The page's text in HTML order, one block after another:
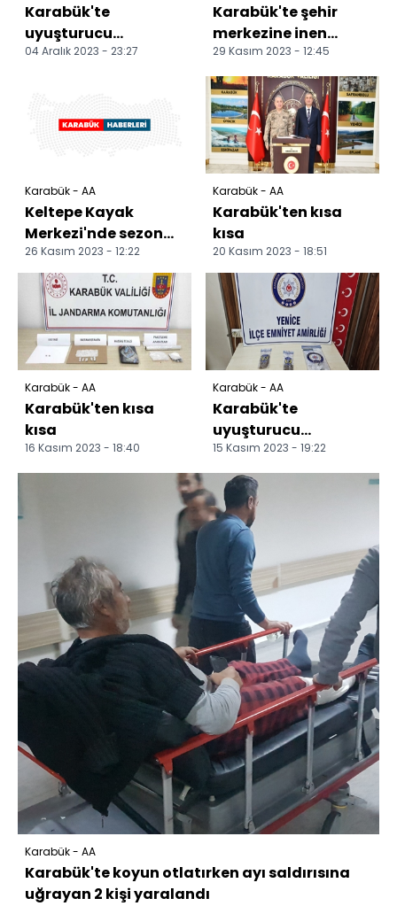
Karabük'te
uyuşturucu
operasyonunda 4
04 Aralık 2023 - 23:27
Karabük'te şehir
merkezine inen
yaban hayvanları
cep telefonuyla
görüntülen...
29 Kasım 2023 - 12:45
Karabük - AA
Keltepe Kayak
Merkezi'nde sezon
açılışı için aralık
sonu bekleniyor
26 Kasım 2023 - 12:22
Karabük - AA
Karabük'ten kısa
kısa
20 Kasım 2023 - 18:51
Karabük - AA
Karabük'ten kısa
kısa
16 Kasım 2023 - 18:40
Karabük - AA
Karabük'te
uyuşturucu
operasyonunda 2
kişi gözaltına alındı
15 Kasım 2023 - 19:22
Karabük - AA
Karabük'te koyun otlatırken ayı saldırısına
uğrayan 2 kişi yaralandı